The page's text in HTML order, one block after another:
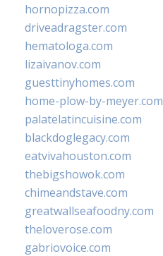
hornopizza.com
driveadragster.com
hematologa.com
lizaivanov.com
guesttinyhomes.com
home-plow-by-meyer.com
palatelatincuisine.com
blackdoglegacy.com
eatvivahouston.com
thebigshowok.com
chimeandstave.com
greatwallseafoodny.com
theloverose.com
gabriovoice.com